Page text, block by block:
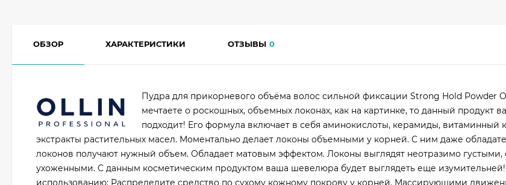
ОБЗОР ХАРАКТЕРИСТИКИ ОТЗЫВЫ 0
Пудра для прикорневого объёма волос сильной фиксации Strong Hold Powder
мечтаете о роскошных, объемных локонах, как на картинке, то данный продукт
подходит! Его формула включает в себя аминокислоты, керамиды, витаминный
экстракты растительных масел. Моментально делает локоны объемными у корней. С ним даже
локонов получают нужный объем. Обладает матовым эффектом. Локоны выглядят неотразимо
ухоженными. С данным косметическим продуктом ваша шевелюра будет выглядеть еще
использованию: Распределите средство по сухому кожному покрову у корней. Массирующими